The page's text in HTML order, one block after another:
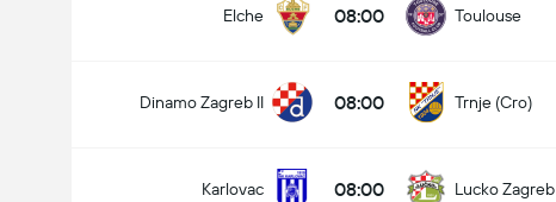
Elche 08:00 Toulouse
Dinamo Zagreb II 08:00 Trnje (Cro)
Karlovac 08:00 Lucko Zagreb